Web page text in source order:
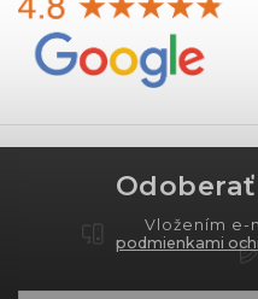
Vložením e-
podmienkami